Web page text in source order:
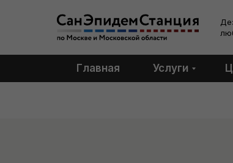
Главная Услуги